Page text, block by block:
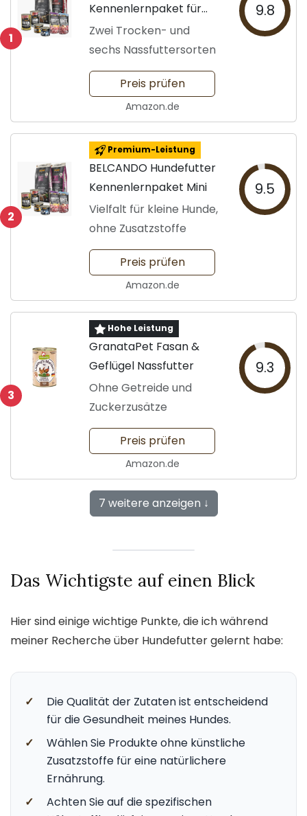
1
Kennenlernpaket für
Hunde
Zwei Trocken- und
sechs Nassfuttersorten
9.8
Preis prüfen
Amazon.de
2
Premium-Leistung
BELCANDO Hundefutter
Kennenlernpaket Mini
Vielfalt für kleine Hunde,
ohne Zusatzstoffe
9.5
Preis prüfen
Amazon.de
3
Hohe Leistung
GranataPet Fasan &
Geflügel Nassfutter
Ohne Getreide und
Zuckerzusätze
9.3
Preis prüfen
Amazon.de
7 weitere anzeigen ↓
Das Wichtigste auf einen Blick
Hier sind einige wichtige Punkte, die ich während
meiner Recherche über Hundefutter gelernt habe:
✓
Die Qualität der Zutaten ist entscheidend
für die Gesundheit meines Hundes.
✓
Wählen Sie Produkte ohne künstliche
Zusatzstoffe für eine natürlichere
Ernährung.
✓
Achten Sie auf die spezifischen